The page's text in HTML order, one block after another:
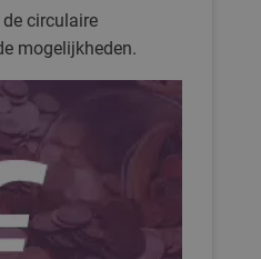
circulaire
mogelijkheden.